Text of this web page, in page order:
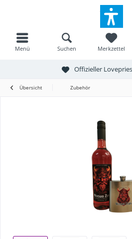
Menü Merkzettel
Suchen
Offizieller
Übersicht Zubehör